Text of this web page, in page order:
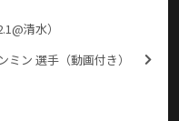
清水）
ミン 選手（動画付き）